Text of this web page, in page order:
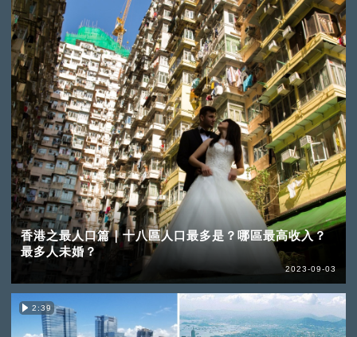
香港之最人口篇｜十八區人口最多是？哪區最高收入？
最多人未婚？
2023-09-03
2:39